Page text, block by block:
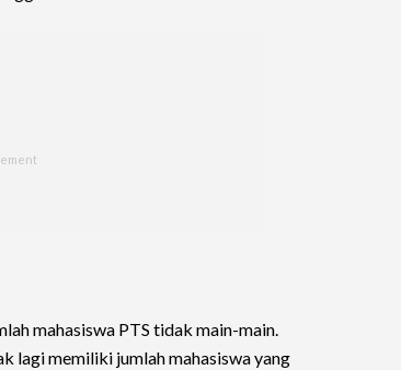
mahasiswa PTS tidak main-main.
lagi memiliki jumlah mahasiswa yang